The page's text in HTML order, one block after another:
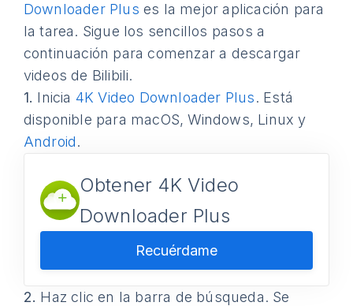
Downloader Plus es la mejor aplicación para
la tarea. Sigue los sencillos pasos a
continuación para comenzar a descargar
videos de Bilibili.
1. Inicia 4K Video Downloader Plus. Está
disponible para macOS, Windows, Linux y
Android.
Obtener 4K Video
Downloader Plus
Recuérdame
2. Haz clic en la barra de búsqueda. Se